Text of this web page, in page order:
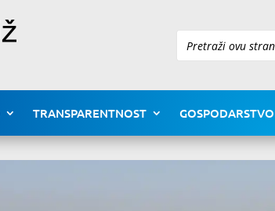
Pretraži
TRANSPARENTNOST GOSPODARSTVO